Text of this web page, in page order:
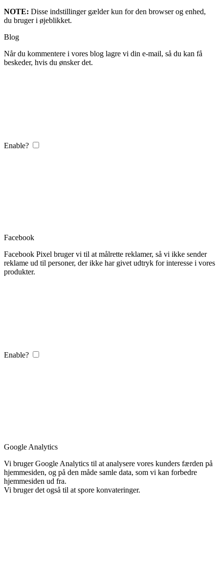
NOTE: Disse indstillinger gælder kun for den browser og enhed,
du bruger i øjeblikket.
Blog
Når du kommentere i vores blog lagre vi din e-mail, så du kan få
beskeder, hvis du ønsker det.
Enable?
Facebook
Facebook Pixel bruger vi til at målrette reklamer, så vi ikke sender
reklame ud til personer, der ikke har givet udtryk for interesse i vores
produkter.
Enable?
Google Analytics
Vi bruger Google Analytics til at analysere vores kunders færden på
hjemmesiden, og på den måde samle data, som vi kan forbedre
hjemmesiden ud fra.
Vi bruger det også til at spore konvateringer.